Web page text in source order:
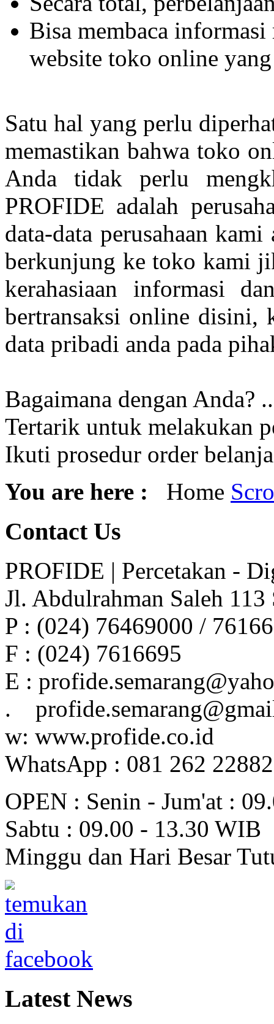
Bisa membaca
website toko online
Satu hal yang perlu
memastikan bahwa toko
Anda tidak perlu
PROFIDE adalah
data-data perusahaan
berkunjung ke toko kami
kerahasiaan informasi
bertransaksi online disini,
data pribadi anda pada
Bagaimana dengan Anda? ..
Tertarik untuk melakukan
Ikuti prosedur order
You are here :
Home
ContactUs
PROFIDE | Percetakan -
Jl. Abdulrahman Saleh 113
P : (024) 76469000 /
F : (024) 7616695
E :
.
w: www.profide.co.id
WhatsApp : 081 262
OPEN : Senin - Jum'at :
Sabtu : 09.00 - 13.30 WIB
Minggu dan Hari Besar
LatestNews